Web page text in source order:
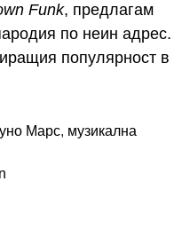
Funk, предлагам
по неин адрес.
популярност в
Марс, музикална